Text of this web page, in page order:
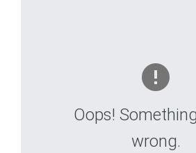
Oops!
wrong.